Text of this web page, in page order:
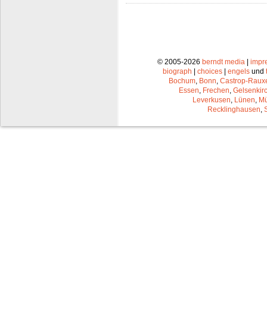
© 2005-2026 berndt media |
biograph | choices | engels und
Bochum Bonn Castrop-
Essen Frechen
Leverkusen Lünen
Recklinghausen